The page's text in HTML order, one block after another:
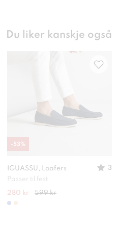
Du liker kanskje også
IGUASSU, Loafers
3
Passer til fest
280 kr 599 kr
-53%